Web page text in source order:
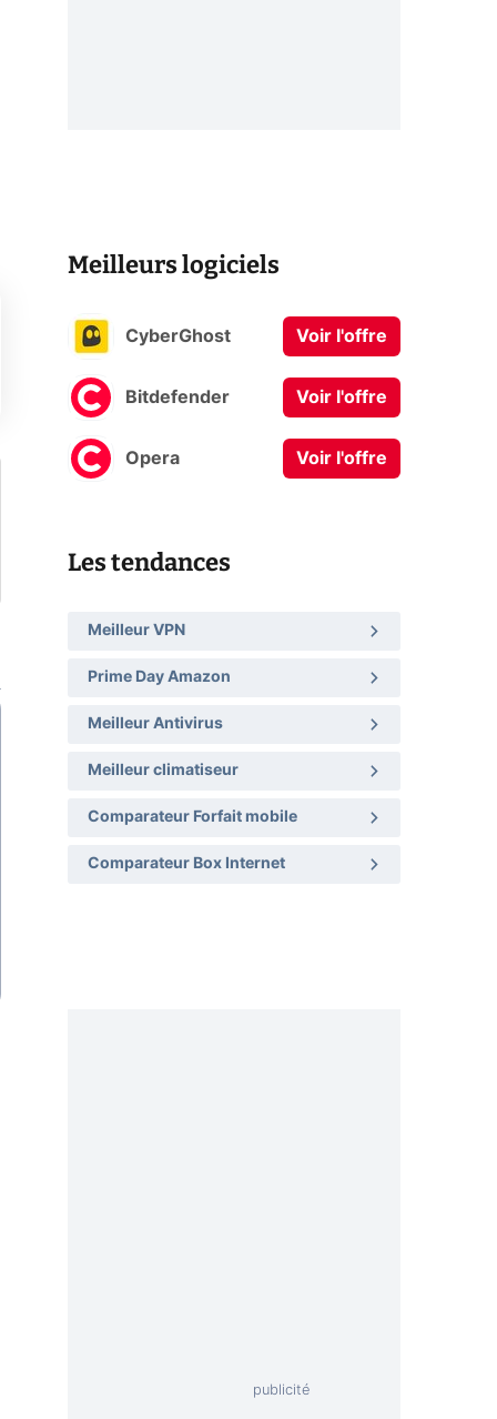
Meilleurs logiciels
CyberGhost Voir l'offre
Bitdefender Voir l'offre
Opera Voir l'offre
Les tendances
Meilleur VPN
Prime Day Amazon
Meilleur Antivirus
Meilleur climatiseur
Comparateur Forfait mobile
Comparateur Box Internet